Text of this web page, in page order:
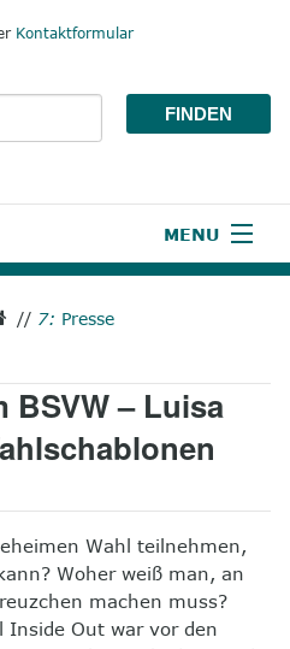
Kontaktformular
MENU
// 7: Presse
BSVW – Luisa
Wahl teilnehmen,
Woher weiß man, an
machen muss?
InsideOut war vor den